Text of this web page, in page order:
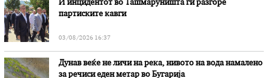
И инцидентот во Ташмаруништa ги разгоре
партиските кавги
03/08/2026 16:37
Дунав веќе не личи на река, нивото на вода намалено
за речиси еден метар во Бугарија